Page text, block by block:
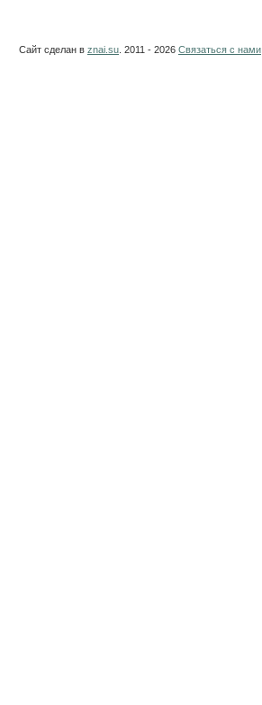
Сайт сделан в znai.su . 2011 - 2026 Связаться с нами